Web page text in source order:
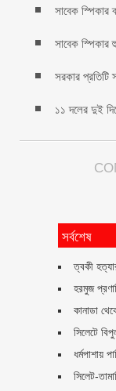
সাবেক স্পিকার
সাবেক স্পিকার
সরকার প্রতিটি
১১ দলের দুই
সর্বশেষ
ত্বকী
হরমুজ
কানাডা
সিলেটে
ধর্মপাশায়
সিলেট-